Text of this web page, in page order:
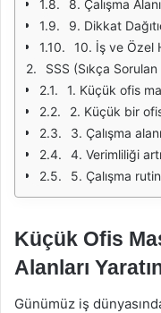
8. Çalışma
9. Dikkat
10. İş ve Özel
SSS (Sıkça
1. Küçük ofis
2. Küçük bir
3. Çalışma
4. Verimliliği
5. Çalışma
Küçük Ofis
Alanları
Günümüz iş